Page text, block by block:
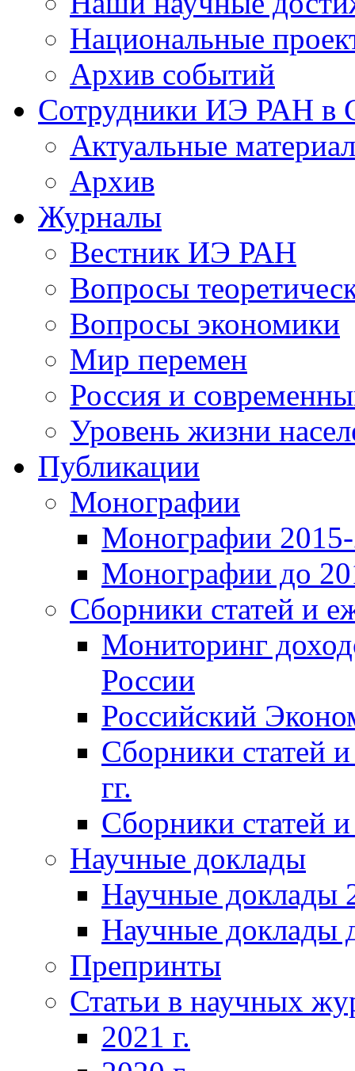
Национальные
Архив событий
Сотрудники ИЭ РАН
Актуальные
Архив
Журналы
Вестник ИЭ РАН
Вопросы
Вопросы экономики
Мир перемен
Россия и
Уровень жизни
Публикации
Монографии
Монографии 2015-
Монографии до
Сборники статей и
Мониторинг
России
Российский
Сборники статей
гг.
Сборники статей
Научные доклады
Научные доклады
Научные доклады
Препринты
Статьи в научных
2021 г.